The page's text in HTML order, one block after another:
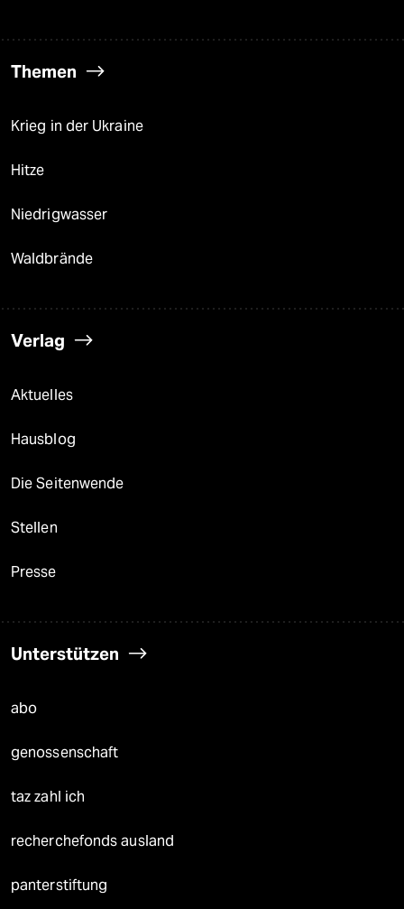
Themen
Krieg in der Ukraine
Hitze
Niedrigwasser
Waldbrände
Verlag
Aktuelles
Hausblog
Die Seitenwende
Stellen
Presse
Unterstützen
abo
genossenschaft
taz zahl ich
recherchefonds ausland
panterstiftung